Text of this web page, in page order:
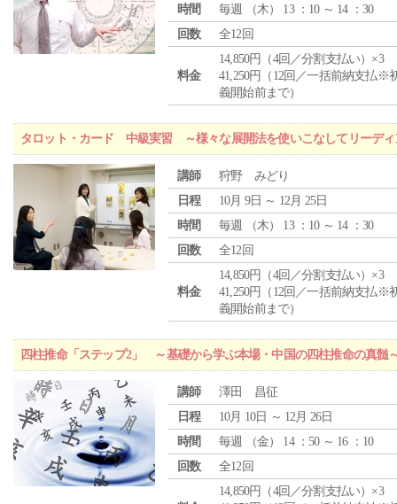
時間 毎週 （木） 13 ：10 ～ 14 ：30
回数
全12回
料金
14,850円（4回／分割支払い）×3
41,250円（12回／一括前納支払※
義開始前まで）
タロット・カード 中級実習 ～様々な展開法を使いこなしてリーディ
講師
狩野 みどり
日程
10月 9日 ～ 12月 25日
時間
毎週 （木） 13 ：10 ～ 14 ：30
回数
全12回
料金
14,850円（4回／分割支払い）×3
41,250円（12回／一括前納支払※
義開始前まで）
四柱推命「ステップ2」 ～基礎から学ぶ本場・中国の四柱推命の真髄
講師
澤田 昌征
日程
10月 10日 ～ 12月 26日
時間
毎週 （金） 14 ：50 ～ 16 ：10
回数
全12回
14,850円（4回／分割支払い）×3